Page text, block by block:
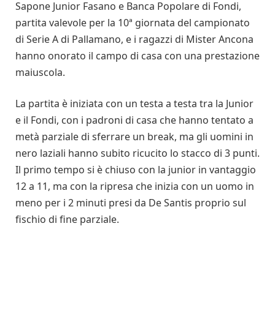
Sapone Junior Fasano e Banca Popolare di Fondi,
partita valevole per la 10ª giornata del campionato
di Serie A di Pallamano, e i ragazzi di Mister Ancona
hanno onorato il campo di casa con una prestazione
maiuscola.
La partita è iniziata con un testa a testa tra la Junior
e il Fondi, con i padroni di casa che hanno tentato a
metà parziale di sferrare un break, ma gli uomini in
nero laziali hanno subito ricucito lo stacco di 3 punti.
Il primo tempo si è chiuso con la junior in vantaggio
12 a 11, ma con la ripresa che inizia con un uomo in
meno per i 2 minuti presi da De Santis proprio sul
fischio di fine parziale.